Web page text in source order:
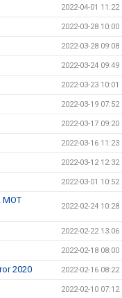
2022-04-01 11:22
2022-03-28 10:00
2022-03-28 09:08
2022-03-24 09:49
2022-03-23 10:01
2022-03-19 07:52
2022-03-17 09:20
2022-03-16 11:23
2022-03-12 12:32
2022-03-01 10:52
MOT
2022-02-24 10:28
2022-02-22 13:06
2022-02-18 08:00
2020 2022-02-16 08:22
2022-02-10 07:12